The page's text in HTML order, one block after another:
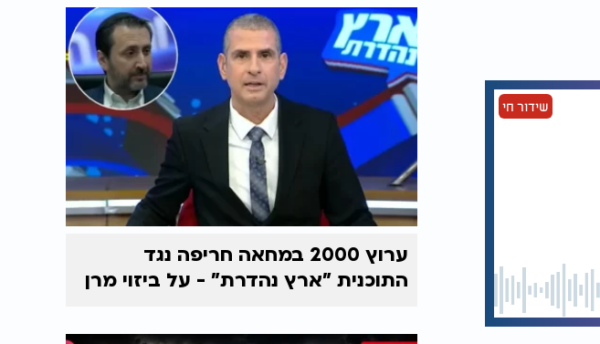
שידור חי
ערוץ 2000 במחאה חריפה נגד
התוכנית "ארץ נהדרת" - על ביזוי מרן